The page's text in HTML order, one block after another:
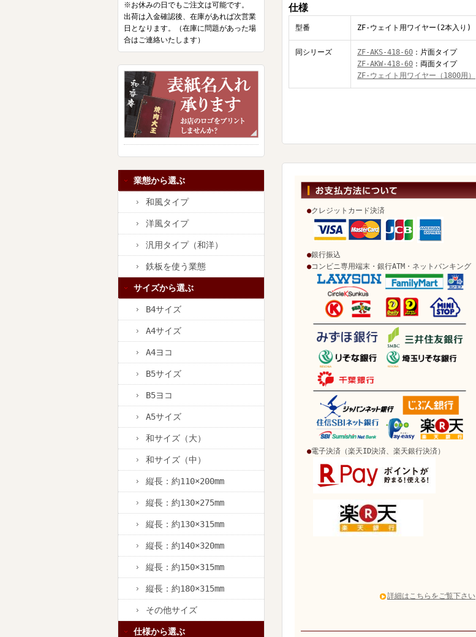
※お休みの日でもご注文は可能です。
出荷は入金確認後、在庫があれば次営業
日となります。（在庫に問題があった場
合はご連絡いたします）
業態から選ぶ
和風タイプ
洋風タイプ
汎用タイプ（和洋）
鉄板を使う業態
サイズから選ぶ
B4サイズ
A4サイズ
A4ヨコ
B5サイズ
B5ヨコ
A5サイズ
和サイズ（大）
和サイズ（中）
縦長：約110×200mm
縦長：約130×275mm
縦長：約130×315mm
縦長：約140×320mm
縦長：約150×315mm
縦長：約180×315mm
その他サイズ
仕様から選ぶ
仕様
型番 ZF-ウェイト用ワイヤー(2本入り)
同シリーズ ZF-AKS-418-60 ：片面タイプ
ZF-AKW-418-60 ：両面タイプ
ZF-ウェイト用ワイヤー（1800用）
●クレジットカード決済
●銀行振込
●コンビニ専用端末・銀行ATM・ネットバンキング
●電子決済（楽天ID決済、楽天銀行決済）
詳細はこちらをご覧下さい